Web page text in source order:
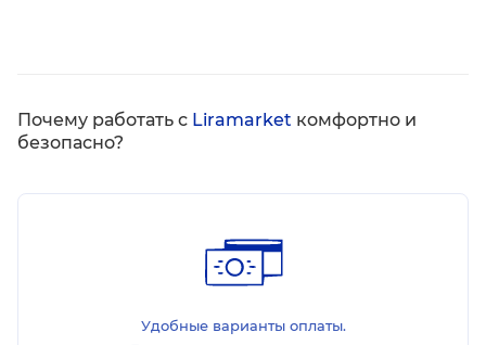
Почему работать с Liramarket комфортно и
безопасно?
Удобные варианты оплаты.